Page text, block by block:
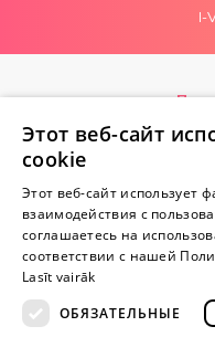
I-
Внимание! Yesyes.lv
Этот веб-сайт
cookie
Этот веб-сайт использует
взаимодействия с
соглашаетесь на
соответствии с нашей
Lasīt vairāk
ОБЯЗАТЕЛЬНЫЕ